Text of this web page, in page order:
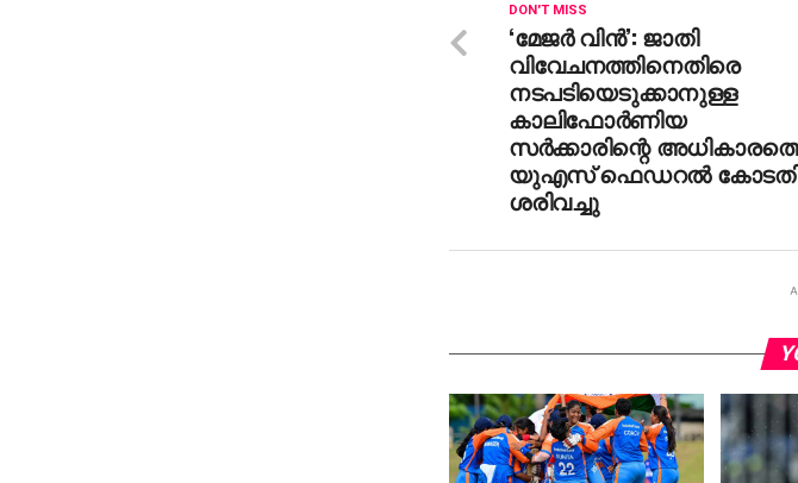
DON'T MISS
‘മേജര്‍ വിന്‍’: ജാതി
വിവേചനത്തിനെതിരെ
നടപടിയെടുക്കാനുള്ള
കാലിഫോര്‍ണിയ
സര്‍ക്കാരിന്റെ
യുഎസ് ഫെഡറല്‍
ശരിവച്ചു